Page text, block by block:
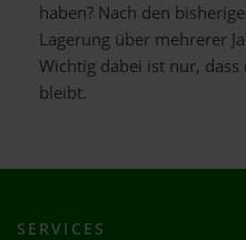
haben? Nach den
Lagerung über mehrerer
Wichtig dabei ist nur,
bleibt.
SERVICES